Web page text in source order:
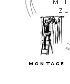
MONTAGE
MIT